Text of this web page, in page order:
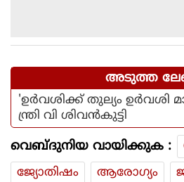
അടുത്ത
'ഉർവശിക്ക് തുല്യം ഉർവശി
ന്ത്രി വി ശിവൻകുട്ടി
വെബ്ദുനിയ വായിക്കുക :
ജ്യോതിഷം
ആരോഗ്യം